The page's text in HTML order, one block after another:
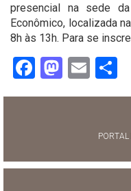
presencial na sede
Econômico, localizada
8h às 13h. Para se
Facebook
Email